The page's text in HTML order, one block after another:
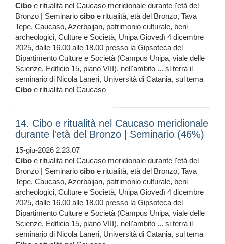
Cibo e ritualità nel Caucaso meridionale durante l'età del
Bronzo | Seminario cibo e ritualità, età del Bronzo, Tava
Tepe, Caucaso, Azerbaijan, patrimonio culturale, beni
archeologici, Culture e Società, Unipa Giovedì 4 dicembre
2025, dalle 16.00 alle 18.00 presso la Gipsoteca del
Dipartimento Culture e Società (Campus Unipa, viale delle
Scienze, Edificio 15, piano VIII), nell'ambito ... si terrà il
seminario di Nicola Laneri, Università di Catania, sul tema
Cibo e ritualità nel Caucaso
14. Cibo e ritualità nel Caucaso meridionale
durante l'età del Bronzo | Seminario (46%)
15-giu-2026 2.23.07
Cibo e ritualità nel Caucaso meridionale durante l'età del
Bronzo | Seminario cibo e ritualità, età del Bronzo, Tava
Tepe, Caucaso, Azerbaijan, patrimonio culturale, beni
archeologici, Culture e Società, Unipa Giovedì 4 dicembre
2025, dalle 16.00 alle 18.00 presso la Gipsoteca del
Dipartimento Culture e Società (Campus Unipa, viale delle
Scienze, Edificio 15, piano VIII), nell'ambito ... si terrà il
seminario di Nicola Laneri, Università di Catania, sul tema